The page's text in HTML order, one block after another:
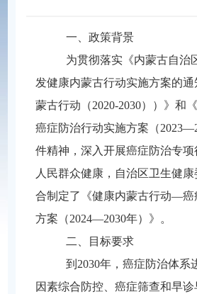
一、政策背景
为贯彻落实《内蒙古自治
发健康内蒙古行动实施方案的
蒙古行动（2020-2030））》和
癌症防治行动实施方案（
件精神，深入开展癌症防治专
人民群众健康，自治区卫生健
合制定了《健康内蒙古行动—癌
方案（2024—2030年）》。
二、目标要求
到2030年，癌症防治体系
因素综合防控、癌症筛查和早